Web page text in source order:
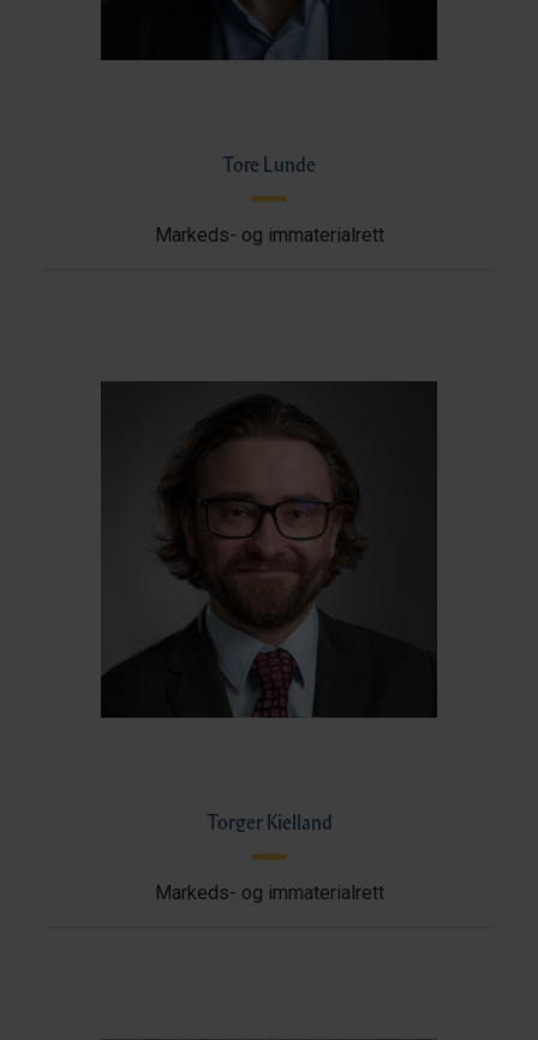
Tore Lunde
Markeds- og immaterialrett
Torger Kielland
Markeds- og immaterialrett